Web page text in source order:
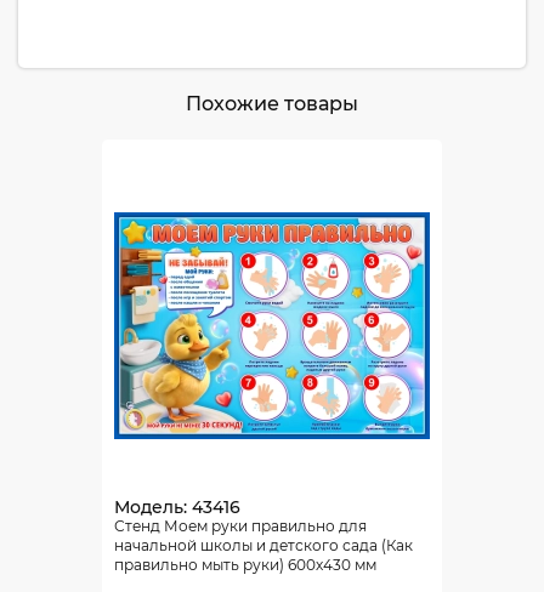
Похожие товары
Модель: 43416
Стенд Моем руки правильно для
начальной школы и детского сада (Как
правильно мыть руки) 600х430 мм